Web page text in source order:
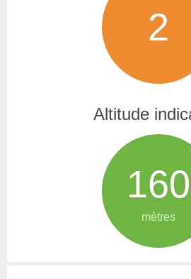
2
Altitude
160
mètres